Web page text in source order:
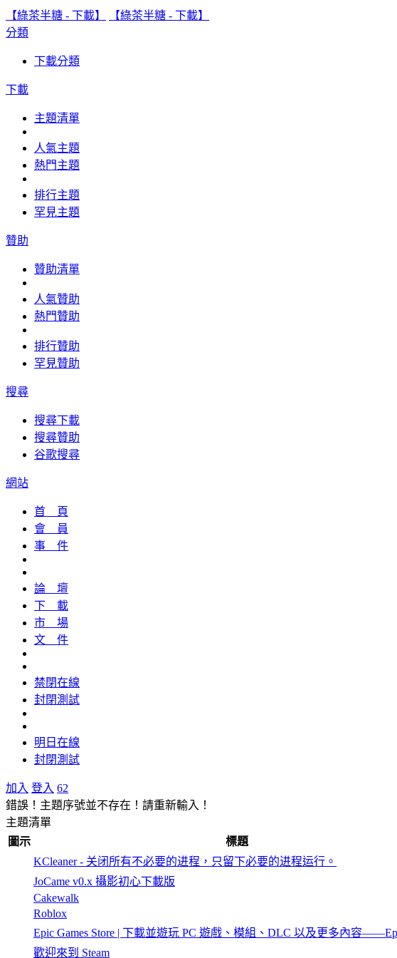
【綠茶半糖 - 下載】
【綠茶半糖 - 下載】
分類
下載分類
下載
主題清單
人氣主題
熱門主題
排行主題
罕見主題
贊助
贊助清單
人氣贊助
熱門贊助
排行贊助
罕見贊助
搜尋
搜尋下載
搜尋贊助
谷歌搜尋
網站
首 頁
會 員
事 件
論 壇
下 載
市 場
文 件
禁閉在線
封閉測試
明日在線
封閉測試
加入 登入 62
錯誤！主題序號並不存在！請重新輸入！
主題清單
圖示
標題
KCleaner - 关闭所有不必要的进程，只留下必要的进程运行。
JoCame v0.x 攝影初心下載版
Cakewalk
Roblox
Epic Games Store | 下載並遊玩 PC 遊戲、模組、DLC 以及更多內容
歡迎來到 Steam